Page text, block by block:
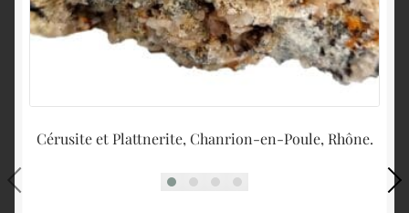
Cérusite et Plattnerite, Chanrion-en-Poule, Rhône.